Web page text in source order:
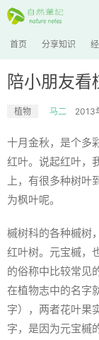
首页 分享知识
陪小朋友看
植物 马二 2013
十月金秋，是个多
红叶。说起红叶，
上，有很多种树叶
为枫叶呢。
槭树科的各种槭树
红叶树。元宝槭，
的俗称中比较常见
在植物志中的名字
字），两者花叶果
字，是因为元宝槭